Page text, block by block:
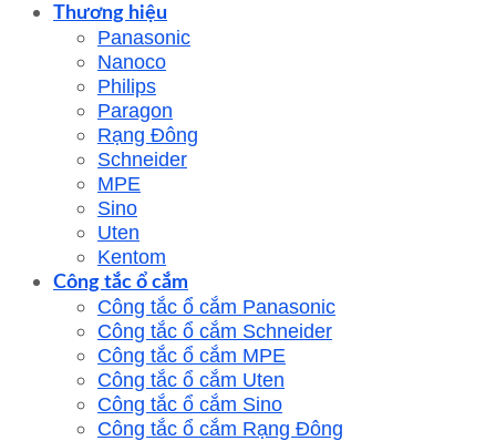
Thương hiệu
Panasonic
Nanoco
Philips
Paragon
Rạng Đông
Schneider
MPE
Sino
Uten
Kentom
Công tắc ổ cắm
Công tắc ổ cắm Panasonic
Công tắc ổ cắm Schneider
Công tắc ổ cắm MPE
Công tắc ổ cắm Uten
Công tắc ổ cắm Sino
Công tắc ổ cắm Rạng Đông